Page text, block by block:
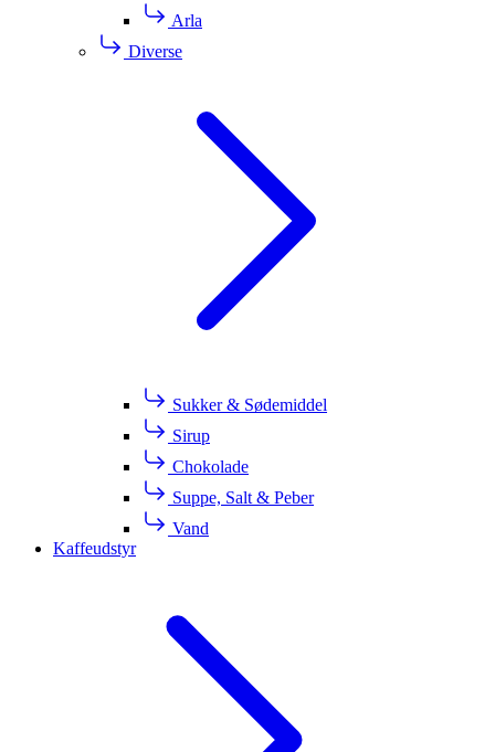
Arla
Diverse
Sukker & Sødemiddel
Sirup
Chokolade
Suppe, Salt & Peber
Vand
Kaffeudstyr